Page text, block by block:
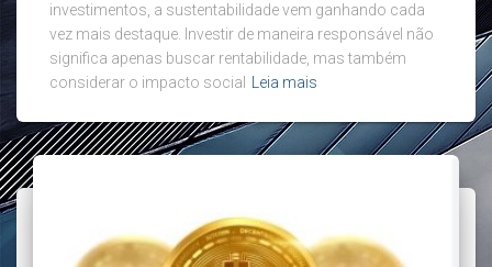
investimentos, a sustentabilidade vem ganhando cada
vez mais destaque. Investir de maneira responsável não
significa apenas buscar rentabilidade, mas também
considerar o impacto social
Leia mais